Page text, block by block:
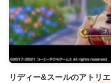
リディー&スールのアトリ